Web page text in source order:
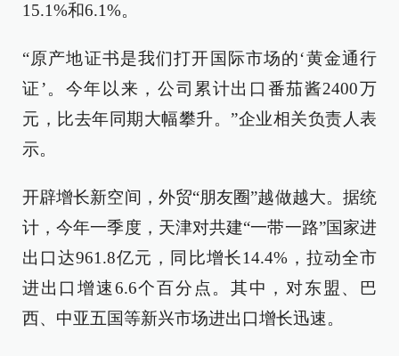
15.1%和6.1%。
“原产地证书是我们打开国际市场的‘黄金通行
证’。今年以来，公司累计出口番茄酱2400万
元，比去年同期大幅攀升。”企业相关负责人表
示。
开辟增长新空间，外贸“朋友圈”越做越大。据统
计，今年一季度，天津对共建“一带一路”国家进
出口达961.8亿元，同比增长14.4%，拉动全市
进出口增速6.6个百分点。其中，对东盟、巴
西、中亚五国等新兴市场进出口增长迅速。